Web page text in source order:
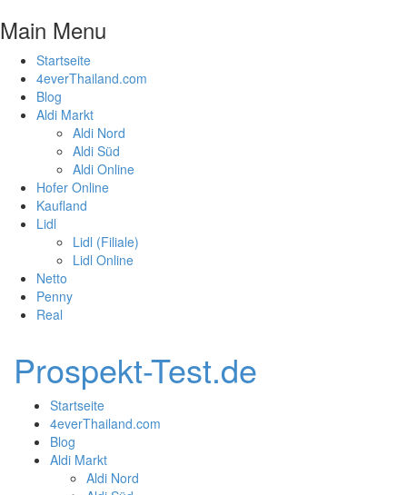
Main Menu
Startseite
4everThailand.com
Blog
Aldi Markt
Aldi Nord
Aldi Süd
Aldi Online
Hofer Online
Kaufland
Lidl
Lidl (Filiale)
Lidl Online
Netto
Penny
Real
Prospekt-Test.de
Startseite
4everThailand.com
Blog
Aldi Markt
Aldi Nord